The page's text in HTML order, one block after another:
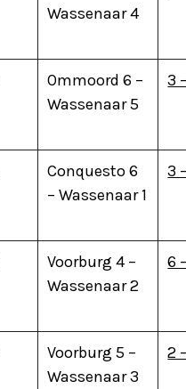
Wassenaar 4
Ommoord 6 –
Wassenaar 5
3
Conquesto 6
– Wassenaar 1
3
Voorburg 4 –
Wassenaar 2
6
Voorburg 5 –
Wassenaar 3
2